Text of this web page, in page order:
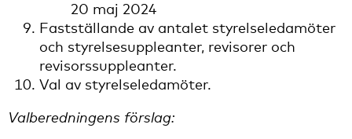
20 maj 2024
Fastställande av antalet styrelseledamöter
och styrelsesuppleanter, revisorer och
revisorssuppleanter.
Val av styrelseledamöter.
Valberedningens förslag: